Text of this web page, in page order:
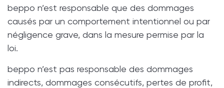
beppo n’est responsable que des dommages
causés par un comportement intentionnel ou par
négligence grave, dans la mesure permise par la
loi.
beppo n’est pas responsable des dommages
indirects, dommages consécutifs, pertes de profit,